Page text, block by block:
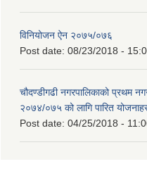
विनियोजन ऐन २०७५/०७६
Post date: 08/23/2018 -
चौदण्डीगढी नगरपालिकाको प्रथम
२०७४/०७५ को लागि पारित
Post date: 04/25/2018 -